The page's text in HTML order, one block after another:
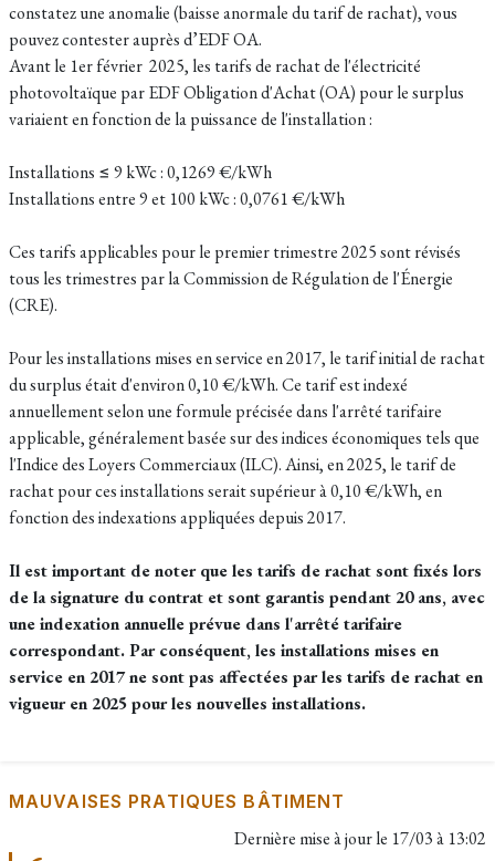
constatez une anomalie (baisse anormale du tarif de rachat), vous
pouvez contester auprès d’EDF OA.
Avant le 1er février 2025, les tarifs de rachat de l'électricité
photovoltaïque par EDF Obligation d'Achat (OA) pour le surplus
variaient en fonction de la puissance de l'installation :
Installations ≤ 9 kWc : 0,1269 €/kWh
Installations entre 9 et 100 kWc : 0,0761 €/kWh
Ces tarifs applicables pour le premier trimestre 2025 sont révisés
tous les trimestres par la Commission de Régulation de l'Énergie
(CRE).
Pour les installations mises en service en 2017, le tarif initial de rachat
du surplus était d'environ 0,10 €/kWh. Ce tarif est indexé
annuellement selon une formule précisée dans l'arrêté tarifaire
applicable, généralement basée sur des indices économiques tels que
l'Indice des Loyers Commerciaux (ILC). Ainsi, en 2025, le tarif de
rachat pour ces installations serait supérieur à 0,10 €/kWh, en
fonction des indexations appliquées depuis 2017.
Il est important de noter que les tarifs de rachat sont fixés lors
de la signature du contrat et sont garantis pendant 20 ans, avec
une indexation annuelle prévue dans l'arrêté tarifaire
correspondant. Par conséquent, les installations mises en
service en 2017 ne sont pas affectées par les tarifs de rachat en
vigueur en 2025 pour les nouvelles installations.
MAUVAISES PRATIQUES BÂTIMENT
Dernière mise à jour le 17/03 à 13:02